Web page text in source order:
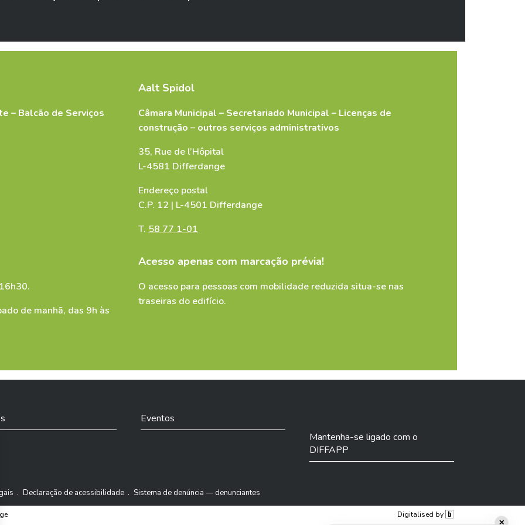
uniquement la demande pour les copies d'actes de naissance/mariage/décès)
soient utilisées pour me contacter
– Balcão de Serviços
de manhã, das 9h às
Aalt Spidol
Câmara Municipal – Secretariado Municipal – Licenças de
construção – outros serviços administrativos
35, Rue de l’Hôpital
L-4581 Differdange
Endereço postal
C.P. 12 | L-4501 Differdange
T. 58 77 1-01
Acesso apenas com marcação prévia!
O acesso para pessoas com mobilidade reduzida situa-se nas
traseiras do edifício.
Eventos
Mantenha-se ligado com o
DIFFAPP
Declaração de acessibilidade Sistema de denúncia — denunciantes
Digitalised by
✕